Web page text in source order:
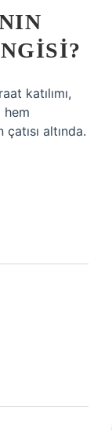
katılımı,
hem
altında.